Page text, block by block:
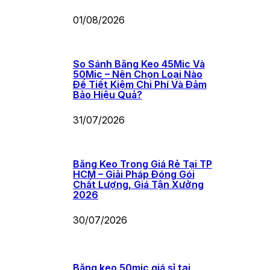
01/08/2026
So Sánh Băng Keo 45Mic Và
50Mic – Nên Chọn Loại Nào
Để Tiết Kiệm Chi Phí Và Đảm
Bảo Hiệu Quả?
31/07/2026
Băng Keo Trong Giá Rẻ Tại TP
HCM – Giải Pháp Đóng Gói
Chất Lượng, Giá Tận Xưởng
2026
30/07/2026
Băng keo 50mic giá sỉ tại